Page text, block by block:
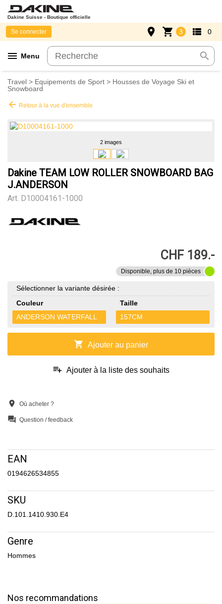
Dakine Suisse - Boutique officielle
menu Menu search
Se connecter place shopping_cart 3 view_list 0
Travel > Equipements de Sport > Housses de Voyage Ski et
Snowboard
arrow_back Retour à la vue d'ensemble
2 images
Dakine TEAM LOW ROLLER SNOWBOARD BAG
J.ANDERSON
Art. D10004161-1000
CHF 189.-
Disponible, plus de 10 pièces
Sélectionner la variante désirée :
Couleur
ANDERSON WATERFALL
Taille
157CM
shopping_cart Ajouter au panier
playlist_add Ajouter à la liste des souhaits
location_on Où acheter ?
question_answer Question / feedback
EAN
0194626534855
SKU
D.101.1410.930.E4
Genre
Hommes
Nos recommandations